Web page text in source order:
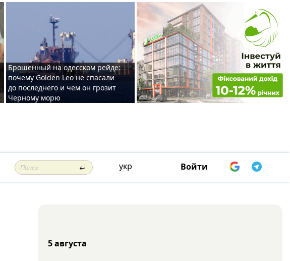
Брошенный на одесском рейде:
почему Golden Leo не спасали
до последнего и чем он грозит
Черному морю
укр Войти
5 августа